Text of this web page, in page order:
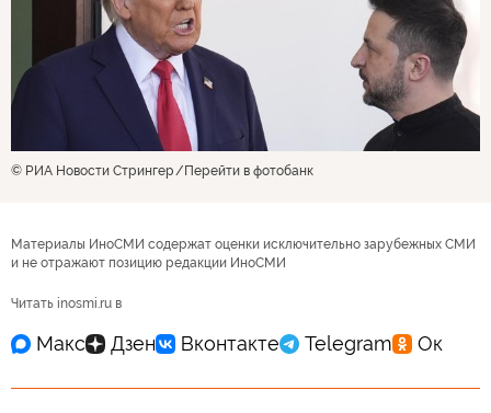
© РИА Новости Стрингер Перейти в фотобанк
Материалы ИноСМИ содержат оценки исключительно зарубежных СМИ
и не отражают позицию редакции ИноСМИ
Читать inosmi.ru в